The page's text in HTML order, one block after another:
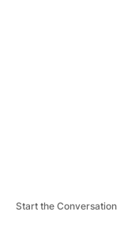
Start the Conversation